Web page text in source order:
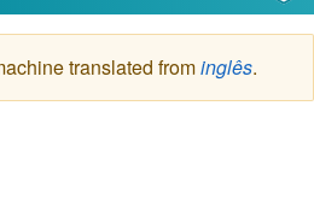
translated frominglês.